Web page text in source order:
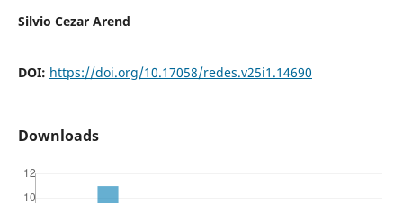
Silvio Cezar Arend
DOI: https://doi.org/10.17058/redes.v25i1.14690
Downloads